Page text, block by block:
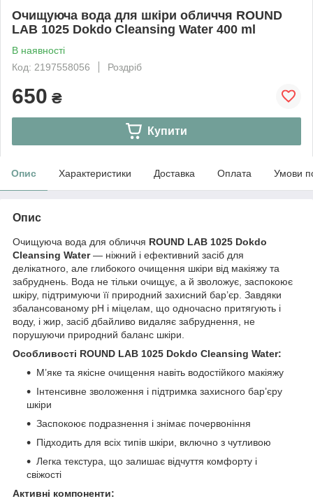
Очищуюча вода для шкіри обличчя ROUND
LAB 1025 Dokdo Cleansing Water 400 ml
В наявності
Код: 2197558056
Роздріб
650 ₴
Купити
Опис Характеристики Доставка Оплата Умови
Опис
Очищуюча вода для обличчя ROUND LAB 1025 Dokdo
Cleansing Water— ніжний і ефективний засіб для
делікатного, але глибокого очищення шкіри від макіяжу та
забруднень. Вода не тільки очищує, а й зволожує, заспокоює
шкіру, підтримуючи її природний захисний бар’єр. Завдяки
збалансованому pH і міцелам, що одночасно притягують і
воду, і жир, засіб дбайливо видаляє забруднення, не
порушуючи природний баланс шкіри.
Особливості ROUND LAB 1025 Dokdo Cleansing Water:
М’яке та якісне очищення навіть водостійкого макіяжу
Інтенсивне зволоження і підтримка захисного бар’єру
шкіри
Заспокоює подразнення і знімає почервоніння
Підходить для всіх типів шкіри, включно з чутливою
Легка текстура, що залишає відчуття комфорту і
свіжості
Активні компоненти: